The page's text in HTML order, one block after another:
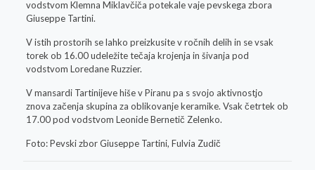
vodstvom Klemna Miklavčiča potekale vaje pevskega zbora
Giuseppe Tartini.
V istih prostorih se lahko preizkusite v ročnih delih in se vsak
torek ob 16.00 udeležite tečaja krojenja in šivanja pod
vodstvom Loredane Ruzzier.
V mansardi Tartinijeve hiše v Piranu pa s svojo aktivnostjo
znova začenja skupina za oblikovanje keramike. Vsak četrtek ob
17.00 pod vodstvom Leonide Bernetič Zelenko.
Foto: Pevski zbor Giuseppe Tartini, Fulvia Zudič